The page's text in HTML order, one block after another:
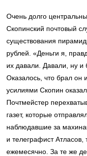
Очень долго
Скопинский почтовый
существования
рублей. «Деньги я,
их давали. Давали, ну
Оказалось, что брал он
усилиями Скопин
Почтмейстер
газет, которые
наблюдавшие за
и телеграфист
ежемесячно. За те же